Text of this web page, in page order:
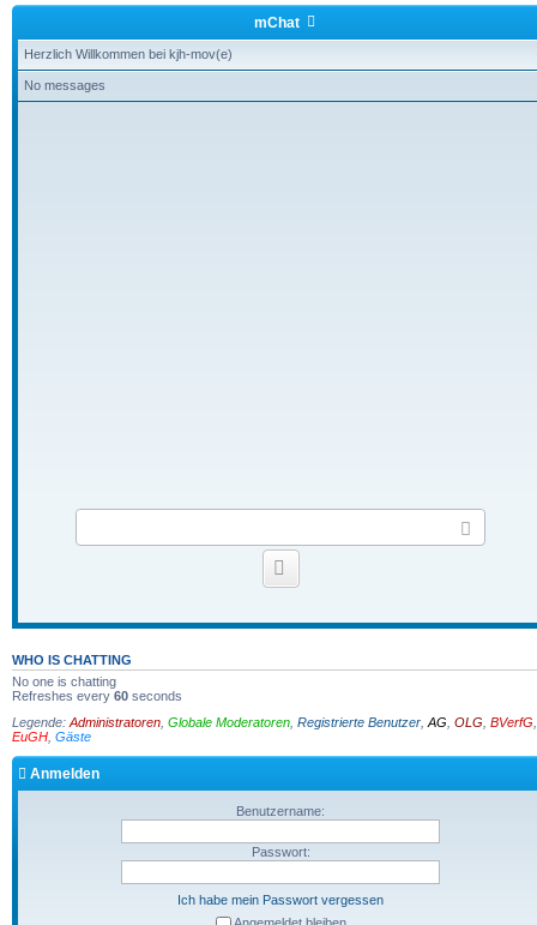
mChat
Herzlich Willkommen bei kjh-mov(e)
No messages
WHO IS CHATTING
No one is chatting
Refreshes every 60 seconds
Legende: Administratoren Globale Moderatoren Registrierte Benutzer AG OLG BVerfG
EuGH Gäste
Anmelden
Benutzername:
Passwort:
Ich habe mein Passwort vergessen